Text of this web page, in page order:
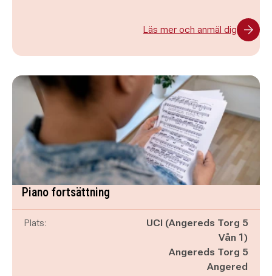
Läs mer och anmäl dig
Piano fortsättning
Plats:
UCI (Angereds Torg 5
Vån 1)
Angereds Torg 5
Angered